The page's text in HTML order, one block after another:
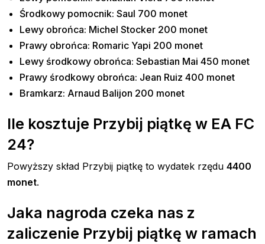
Środkowy pomocnik: Saul 700 monet
Lewy obrońca: Michel Stocker 200 monet
Prawy obrońca: Romaric Yapi 200 monet
Lewy środkowy obrońca: Sebastian Mai 450 monet
Prawy środkowy obrońca: Jean Ruiz 400 monet
Bramkarz: Arnaud Balijon 200 monet
Ile kosztuje Przybij piątkę w EA FC
24?
Powyższy skład Przybij piątkę to wydatek rzędu 4400
monet.
Jaka nagroda czeka nas z
zaliczenie Przybij piątkę w ramach